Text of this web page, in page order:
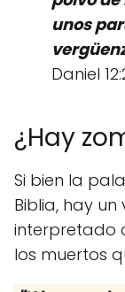
unos
Daniel
¿Hay
Si bien la
Biblia, hay
interpretado
los muertos